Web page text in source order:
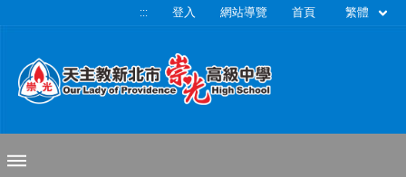
移至網頁之主要內容區位置
::: 登入 網站導覽 首頁 繁體